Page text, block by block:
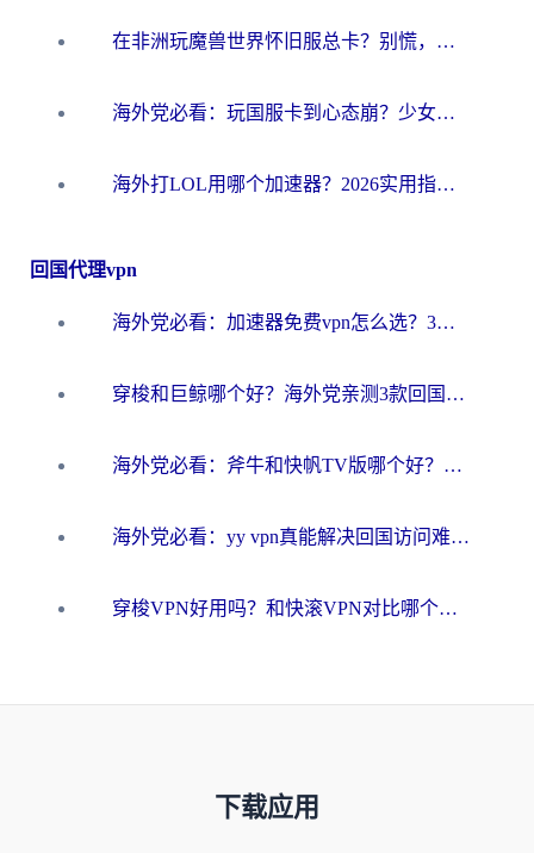
在非洲玩魔兽世界怀旧服总卡？别慌，这份指南帮你丝滑开荒
海外党必看：玩国服卡到心态崩？少女前线云图计划加速器免费推荐+碧蓝航线足球世界流畅攻略
海外打LOL用哪个加速器？2026实用指南：从延迟到设备适配，一篇解决你的国服游戏痛点
回国代理vpn
海外党必看：加速器免费vpn怎么选？3步教你无缝访问国内资源
穿梭和巨鲸哪个好？海外党亲测3款回国加速器，教你避开90%的坑
海外党必看：斧牛和快帆TV版哪个好？3分钟选对回国加速器，无缝刷B站、追热剧
海外党必看：yy vpn真能解决回国访问难题？附云极initap测评+免费方案对比
穿梭VPN好用吗？和快滚VPN对比哪个回国效果更好？海外党选回国加速器必看指南
下载应用